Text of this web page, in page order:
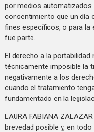
por medios automatizados
consentimiento que un día
fines específicos, o para la
fue parte.
El derecho a la
técnicamente imposible la
negativamente a los
cuando el tratamiento
fundamentado en la
LAURA FABIANA
brevedad posible y, en